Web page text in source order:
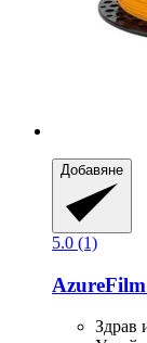
Добавяне
5.0 (1)
AzureFilm
Здрав